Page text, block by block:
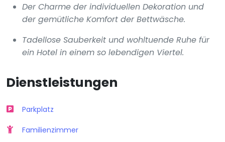
Der Charme der individuellen Dekoration und
der gemütliche Komfort der Bettwäsche.
Tadellose Sauberkeit und wohltuende Ruhe für
ein Hotel in einem so lebendigen Viertel.
Dienstleistungen
Parkplatz
Familienzimmer